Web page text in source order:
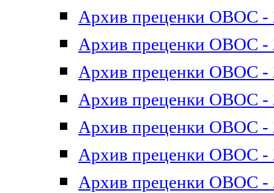
Архив преценки ОВОС -
Архив преценки ОВОС -
Архив преценки ОВОС -
Архив преценки ОВОС -
Архив преценки ОВОС -
Архив преценки ОВОС -
Архив преценки ОВОС -